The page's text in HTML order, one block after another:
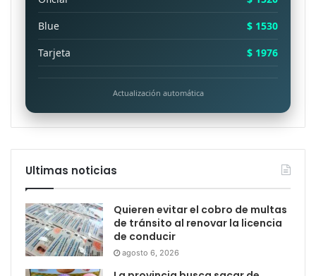
Blue
$ 1530
Tarjeta
$ 1976
Actualización automática
Ultimas noticias
Quieren evitar el cobro de multas
de tránsito al renovar la licencia
de conducir
agosto 6, 2026